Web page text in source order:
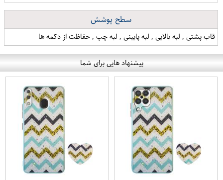
سطح پوشش
قاب پشتی , لبه بالایی , لبه پایینی , لبه چپ , حفاظت از دکمه ها
پیشنهاد هایی برای شما